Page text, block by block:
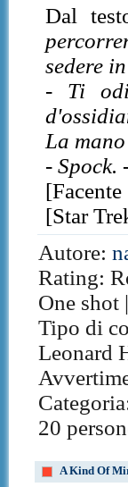
Dal
sedere
- Ti
La
- Spock.
[Star
Autore:
Rating:
One shot
Tipo di
Leonard
20
A Kind Of